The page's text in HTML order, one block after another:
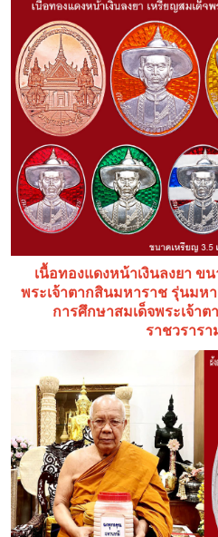
เนื้อทองแดงหน้าเงินลงยา ข
พระเจ้าตากสินมหาราช รุ่นมห
การศึกษาสมเด็จพระเจ้า
ราชวราร